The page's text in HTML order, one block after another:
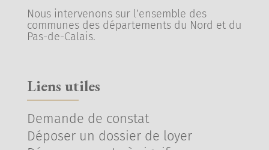
Nous intervenons sur l’ensemble des
communes des départements du Nord et du
Pas-de-Calais.
Liens utiles
Demande de constat
Déposer un dossier de loyer